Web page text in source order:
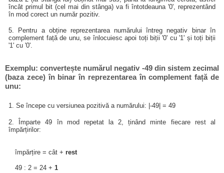
încât primul bit (cel mai din stânga) va fi întotdeauna '0', reprezentând
în mod corect un număr pozitiv.
5. Pentru a obține reprezentarea numărului întreg negativ binar în
complement față de unu, se înlocuiesc apoi toți biții '0' cu '1' și toți biții
'1' cu '0'.
Exemplu: convertește numărul negativ -49 din sistem zecimal
(baza zece) în binar în reprezentarea în complement față de
unu:
1. Se începe cu versiunea pozitivă a numărului: |-49| = 49
2. Împarte 49 în mod repetat la 2, ținând minte fiecare rest al
împărțirilor:
împărțire = cât + rest
49 : 2 = 24 + 1